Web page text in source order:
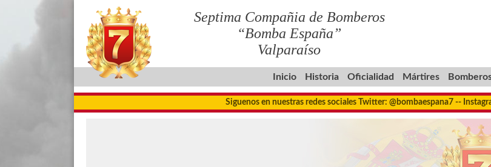
Septima Compañia de Bomberos
“Bomba España”
Valparaíso
Inicio Historia Oficialidad Mártires
Siguenos en nuestras redes sociales Twitter: @bombaespana7 --